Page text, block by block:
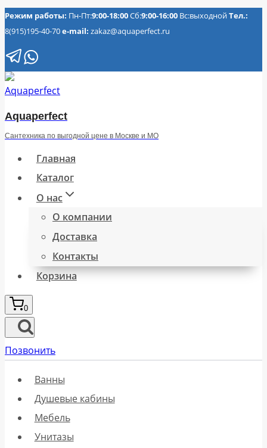
Перейти
к
содержимому
Режим работы: Пн-Пт:9:00-18:00Сб:9:00-16:00 Вс:выходнойТел.:
8(915)195-40-70e-mail: zakaz@aquaperfect.ru
Aquaperfect
Сантехника по выгодной цене в Москве и МО
Главная
Каталог
О нас
О компании
Доставка
Контакты
Корзина
0
Позвонить
Ванны
Душевые кабины
Мебель
Унитазы